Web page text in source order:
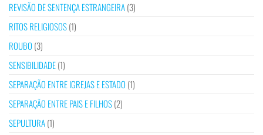
REVISÃO DE SENTENÇA ESTRANGEIRA(3)
RITOS RELIGIOSOS(1)
ROUBO (3)
SENSIBILIDADE(1)
SEPARAÇÃO ENTRE IGREJAS E ESTADO (1)
SEPARAÇÃO ENTRE PAIS E FILHOS(2)
SEPULTURA(1)